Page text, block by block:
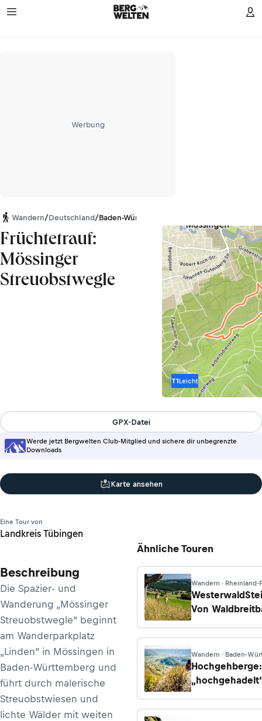
Werbung
Wandern/Deutschland/Baden-Württemberg
Früchtetrauf:
Mössinger
Streuobstwegle
T1Leicht
Werde jetzt Bergwelten Club-Mitglied und sichere dir unbegrenzte
Downloads
GPX-Datei
Karte ansehen
Eine Tour von
Landkreis Tübingen
Beschreibung
Die Spazier- und
Wanderung „Mössinger
Streuobstwegle“ beginnt
am Wanderparkplatz
„Linden“ in Mössingen in
Baden-Württemberg und
führt durch malerische
Streuobstwiesen und
lichte Wälder mit weiten
Ähnliche Touren
Wandern · Rheinland-
Von
Wandern · Baden-
Hochgehberge:
Bissingen/